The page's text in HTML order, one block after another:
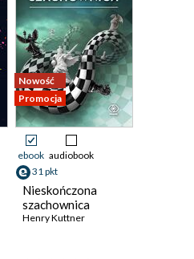
Nowość
Promocja
ebook audiobook
31 pkt
Nieskończona
szachownica
Henry Kuttner